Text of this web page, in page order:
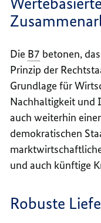
Die B7 betonen,
Prinzip der
Grundlage für
Nachhaltigkeit und
auch weiterhin
demokratischen
und auch künftige
Robuste